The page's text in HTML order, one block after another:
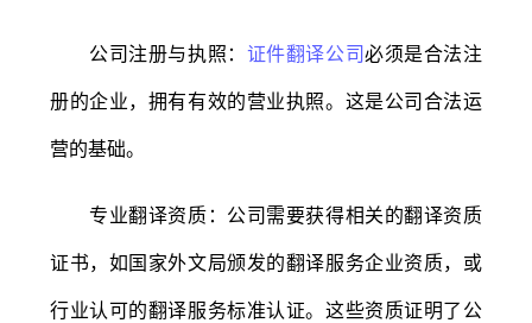
公司注册与执照： 证件翻译公司必须是合法注
册的企业，拥有有效的营业执照。这是公司合法运
营的基础。
专业翻译资质：公司需要获得相关的翻译资质
证书，如国家外文局颁发的翻译服务企业资质，或
行业认可的翻译服务标准认证。这些资质证明了公